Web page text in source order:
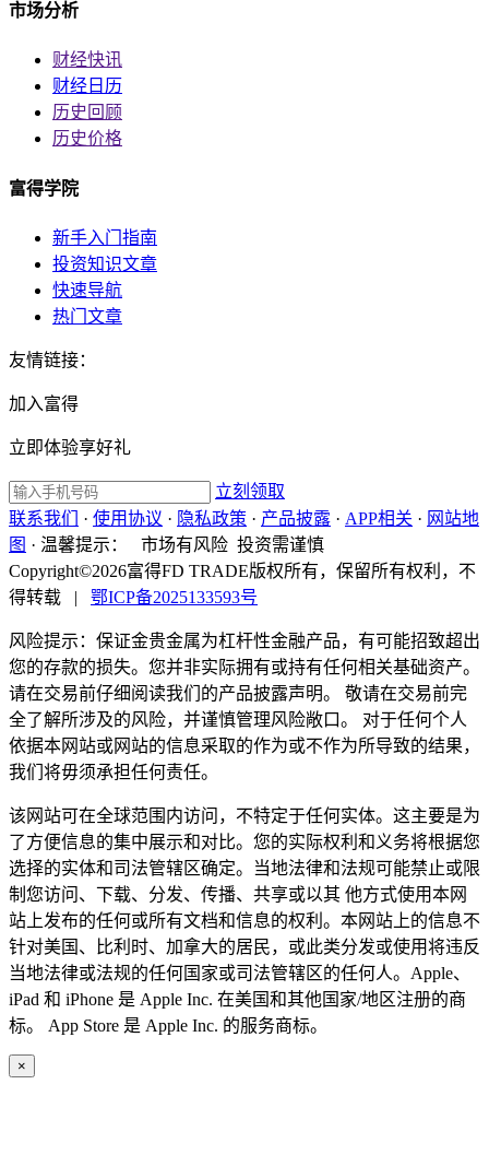
市场分析
财经快讯
财经日历
历史回顾
历史价格
富得学院
新手入门指南
投资知识文章
快速导航
热门文章
友情链接：
加入富得
立即体验享好礼
立刻领取
联系我们
· 使用协议 · 隐私政策 · 产品披露 · APP相关 · 网站地
图 · 温馨提示：
市场有风险 投资需谨慎
Copyright©2026富得FD TRADE版权所有，保留所有权利，不
得转载
| 鄂ICP备2025133593号
风险提示：保证金贵金属为杠杆性金融产品，有可能招致超出
您的存款的损失。您并非实际拥有或持有任何相关基础资产。
请在交易前仔细阅读我们的产品披露声明。 敬请在交易前完
全了解所涉及的风险，并谨慎管理风险敞口。 对于任何个人
依据本网站或网站的信息采取的作为或不作为所导致的结果，
我们将毋须承担任何责任。
该网站可在全球范围内访问，不特定于任何实体。这主要是为
了方便信息的集中展示和对比。您的实际权利和义务将根据您
选择的实体和司法管辖区确定。当地法律和法规可能禁止或限
制您访问、下载、分发、传播、共享或以其 他方式使用本网
站上发布的任何或所有文档和信息的权利。本网站上的信息不
针对美国、比利时、加拿大的居民，或此类分发或使用将违反
当地法律或法规的任何国家或司法管辖区的任何人。Apple、
iPad 和 iPhone 是 Apple Inc. 在美国和其他国家/地区注册的商
标。 App Store 是 Apple Inc. 的服务商标。
×